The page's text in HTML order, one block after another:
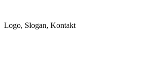
Logo, Slogan, Kontakt